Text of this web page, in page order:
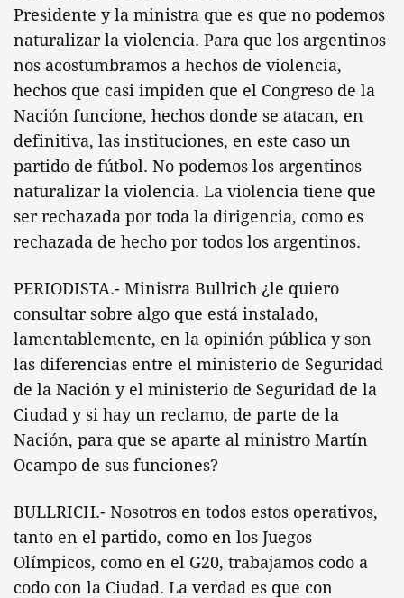
Presidente y la ministra que es que no podemos
naturalizar la violencia. Para que los argentinos
nos acostumbramos a hechos de violencia,
hechos que casi impiden que el Congreso de la
Nación funcione, hechos donde se atacan, en
definitiva, las instituciones, en este caso un
partido de fútbol. No podemos los argentinos
naturalizar la violencia. La violencia tiene que
ser rechazada por toda la dirigencia, como es
rechazada de hecho por todos los argentinos.
PERIODISTA.- Ministra Bullrich ¿le quiero
consultar sobre algo que está instalado,
lamentablemente, en la opinión pública y son
las diferencias entre el ministerio de Seguridad
de la Nación y el ministerio de Seguridad de la
Ciudad y si hay un reclamo, de parte de la
Nación, para que se aparte al ministro Martín
Ocampo de sus funciones?
BULLRICH.- Nosotros en todos estos operativos,
tanto en el partido, como en los Juegos
Olímpicos, como en el G20, trabajamos codo a
codo con la Ciudad. La verdad es que con